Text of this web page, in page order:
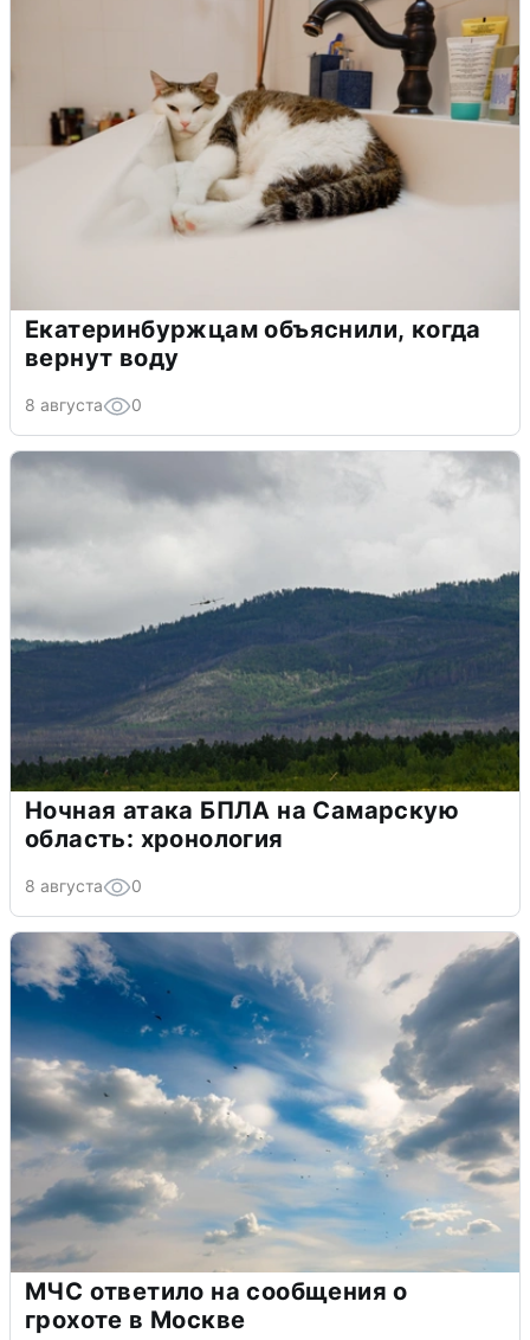
Екатеринбуржцам объяснили, когда
вернут воду
8 августа 0
Ночная атака БПЛА на Самарскую
область: хронология
8 августа 0
МЧС ответило на сообщения о
грохоте в Москве